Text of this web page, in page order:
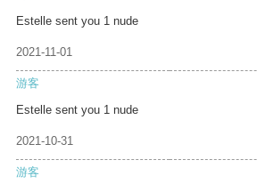
Estelle sent you 1 nude
2021-11-01
游客
Estelle sent you 1 nude
2021-10-31
游客